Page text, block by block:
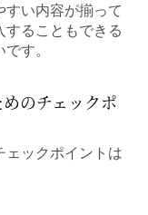
すい内容が揃って
することもできる
す。
のチェックポ
ェックポイントは